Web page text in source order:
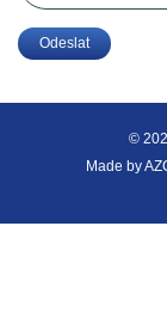
Odeslat
©
Made by